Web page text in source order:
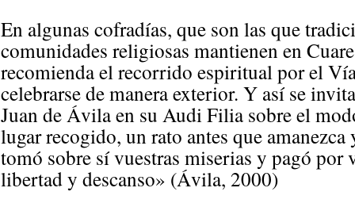
En algunas cofradías, que son las que
comunidades religiosas mantienen en
recomienda el recorrido espiritual por el
celebrarse de manera exterior. Y así se
Juan de Ávila en su Audi Filia sobre el
lugar recogido, un rato antes que
tomó sobre sí vuestras miserias y pagó por
libertad y descanso» (Ávila, 2000)